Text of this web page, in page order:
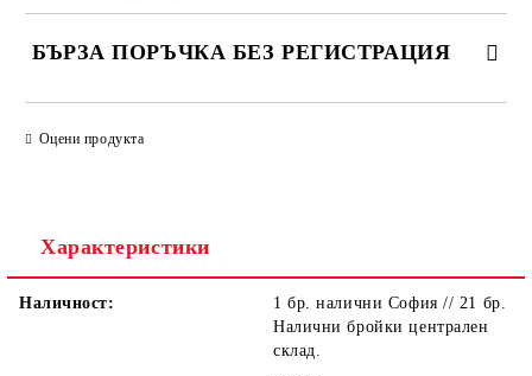
БЪРЗА ПОРЪЧКА БЕЗ РЕГИСТРАЦИЯ
Оцени продукта
Характеристики
Наличност:
1 бр. налични София // 21 бр.
Налични бройки централен
склад.